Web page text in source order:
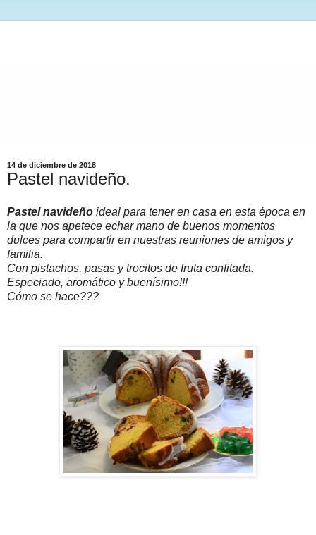
14 de diciembre de 2018
Pastel navideño.
Pastel navideño ideal para tener en casa en esta época en
la que nos apetece echar mano de buenos momentos
dulces para compartir en nuestras reuniones de amigos y
familia.
Con pistachos, pasas y trocitos de fruta confitada.
Especiado, aromático y buenísimo!!!
Cómo se hace???